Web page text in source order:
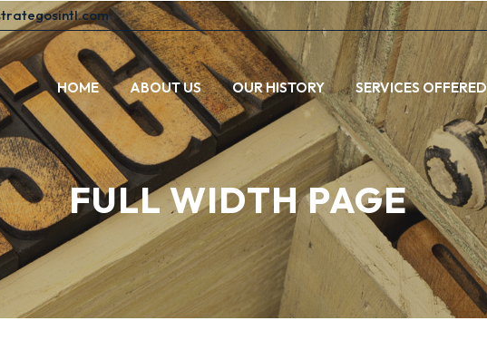
HOME ABOUT US OUR HISTORY SERVICES OFFERED
FULL WIDTH PAGE